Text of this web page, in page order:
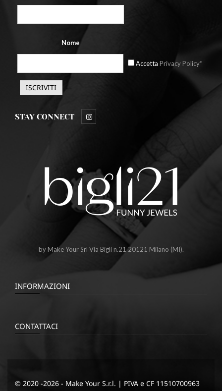
Nome
Accetta Privacy Policy*
STAY CONNECT
by Make Your Srl Via Bigli n.21 20121 Milano (MI).
INFORMAZIONI
CONTATTACI
© 2020 -2026 - Make Your S.r.l. | PIVA e CF 11510700963